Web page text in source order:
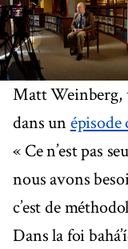
Matt Weinberg,
dans un épisode
« Ce n’est pas
nous avons
c’est de
Dans la foi